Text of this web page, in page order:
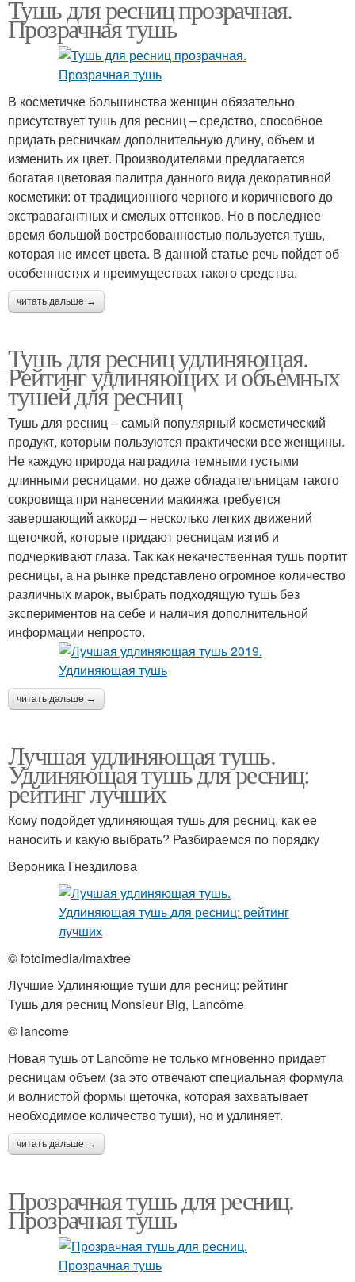
Тушь для ресниц прозрачная.
Прозрачная тушь
В косметичке большинства женщин обязательно
присутствует тушь для ресниц – средство, способное
придать ресничкам дополнительную длину, объем и
изменить их цвет. Производителями предлагается
богатая цветовая палитра данного вида декоративной
косметики: от традиционного черного и коричневого до
экстравагантных и смелых оттенков. Но в последнее
время большой востребованностью пользуется тушь,
которая не имеет цвета. В данной статье речь пойдет об
особенностях и преимуществах такого средства.
читать дальше →
Тушь для ресниц удлиняющая.
Рейтинг удлиняющих и объемных
тушей для ресниц
Тушь для ресниц – самый популярный косметический
продукт, которым пользуются практически все женщины.
Не каждую природа наградила темными густыми
длинными ресницами, но даже обладательницам такого
сокровища при нанесении макияжа требуется
завершающий аккорд – несколько легких движений
щеточкой, которые придают ресницам изгиб и
подчеркивают глаза. Так как некачественная тушь портит
ресницы, а на рынке представлено огромное количество
различных марок, выбрать подходящую тушь без
экспериментов на себе и наличия дополнительной
информации непросто.
читать дальше →
Лучшая удлиняющая тушь.
Удлиняющая тушь для ресниц:
рейтинг лучших
Кому подойдет удлиняющая тушь для ресниц, как ее
наносить и какую выбрать? Разбираемся по порядку
Вероника Гнездилова
© fotoimedia/imaxtree
Лучшие Удлиняющие туши для ресниц: рейтинг
Тушь для ресниц Monsieur Big, Lancôme
© lancome
Новая тушь от Lancôme не только мгновенно придает
ресницам объем (за это отвечают специальная формула
и волнистой формы щеточка, которая захватывает
необходимое количество туши), но и удлиняет.
читать дальше →
Прозрачная тушь для ресниц.
Прозрачная тушь